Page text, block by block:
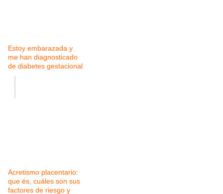
Estoy embarazada y
me han diagnosticado
de diabetes gestacional
Acretismo placentario:
que és, cuáles son sus
factores de riesgo y